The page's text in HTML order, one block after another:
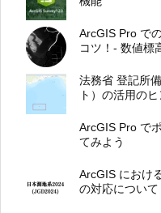
ArcGIS Pro で
コツ！- 数値標
法務省 登記所
ト）の活用のヒ
ArcGIS Pro で
てみよう
ArcGIS におけ
の対応について